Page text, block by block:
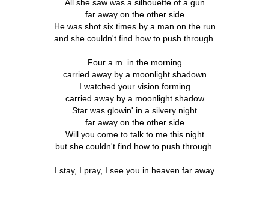
All she saw was a silhouette of a gun
far away on the other side
He was shot six times by a man on the run
and she couldn't find how to push through.
Four a.m. in the morning
carried away by a moonlight shadown
I watched your vision forming
carried away by a moonlight shadow
Star was glowin' in a silvery night
far away on the other side
Will you come to talk to me this night
but she couldn't find how to push through.
I stay, I pray, I see you in heaven far away